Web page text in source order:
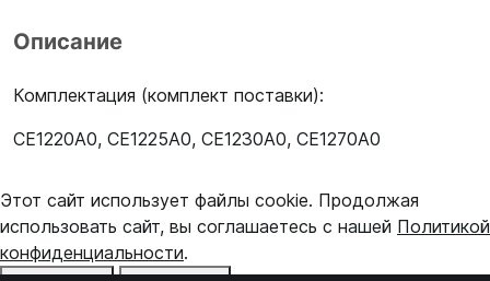
Описание
Комплектация (комплект поставки):
CE1220A0, CE1225A0, CE1230A0, CE1270A0
Этот сайт использует файлы cookie. Продолжая
использовать сайт, вы соглашаетесь с нашей Политикой
конфиденциальности.